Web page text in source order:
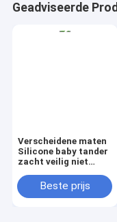
Geadviseerde
Verscheidene maten
Silicone baby tander
zacht veilig niet
kalmeren pijn
tandvlees tanden
Beste prijs